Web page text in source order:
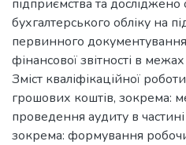
підприємства та досліджено
бухгалтерського обліку на
первинного
фінансової звітності в
Зміст кваліфікаційної
грошових коштів, зокрема:
проведення аудиту в
зокрема: формування